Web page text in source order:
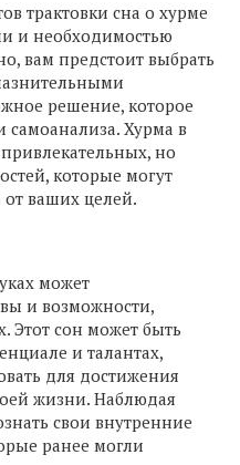
трактовки сна о хурме
и необходимостью
вам предстоит выбрать
решение, которое
самоанализа. Хурма в
но
которые могут
от ваших целей.
может
и возможности,
Этот сон может быть
и талантах,
для достижения
жизни. Наблюдая
свои внутренние
ранее могли